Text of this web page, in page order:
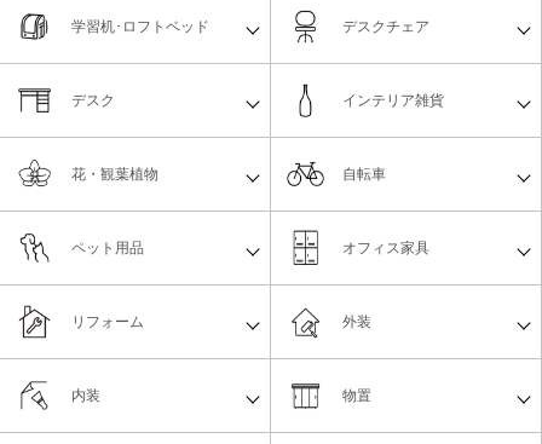
学習机･ロフトベッド デスクチェア
デスク インテリア雑貨
花・観葉植物 自転車
ペット用品 オフィス家具
リフォーム
物置
外装
内装